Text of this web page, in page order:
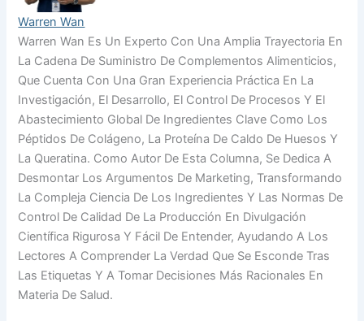
Warren Wan
Warren Wan Es Un Experto Con Una Amplia Trayectoria En
La Cadena De Suministro De Complementos Alimenticios,
Que Cuenta Con Una Gran Experiencia Práctica En La
Investigación, El Desarrollo, El Control De Procesos Y El
Abastecimiento Global De Ingredientes Clave Como Los
Péptidos De Colágeno, La Proteína De Caldo De Huesos Y
La Queratina. Como Autor De Esta Columna, Se Dedica A
Desmontar Los Argumentos De Marketing, Transformando
La Compleja Ciencia De Los Ingredientes Y Las Normas De
Control De Calidad De La Producción En Divulgación
Científica Rigurosa Y Fácil De Entender, Ayudando A Los
Lectores A Comprender La Verdad Que Se Esconde Tras
Las Etiquetas Y A Tomar Decisiones Más Racionales En
Materia De Salud.